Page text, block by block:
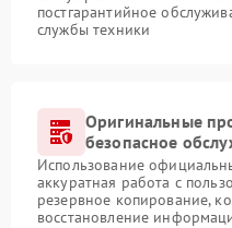
постгарантийное
службы техники
Оригинальные
безопасное
Использование
аккуратная работа с
резервное копирование,
восстановление